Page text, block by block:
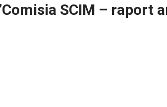
SCIM – raport